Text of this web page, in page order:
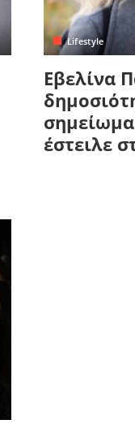
Lifestyle
Εβελίνα
έστειλε